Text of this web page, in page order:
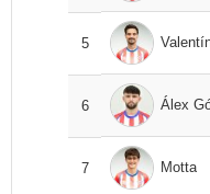
5
6 Álex
7 Motta